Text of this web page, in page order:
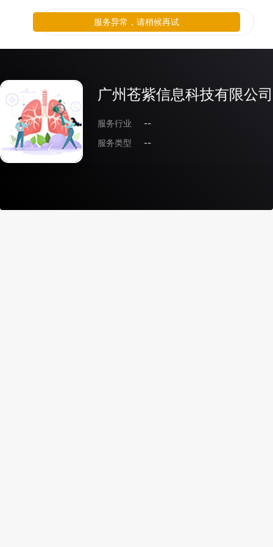
广州苍紫信息科技有限公司
服务行业
--
服务类型
--
服务异常，请稍候再试